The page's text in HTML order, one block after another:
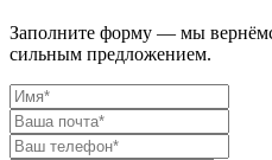
Заполните форму — мы
сильным предложением.